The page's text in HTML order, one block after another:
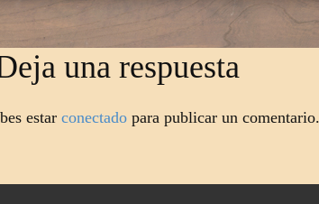
una respuesta
estar conectado para publicar un comentario.